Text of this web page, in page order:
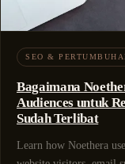
SEO &
Bagaimana
Audiences untuk
Sudah Terlibat
Learn how Noethera